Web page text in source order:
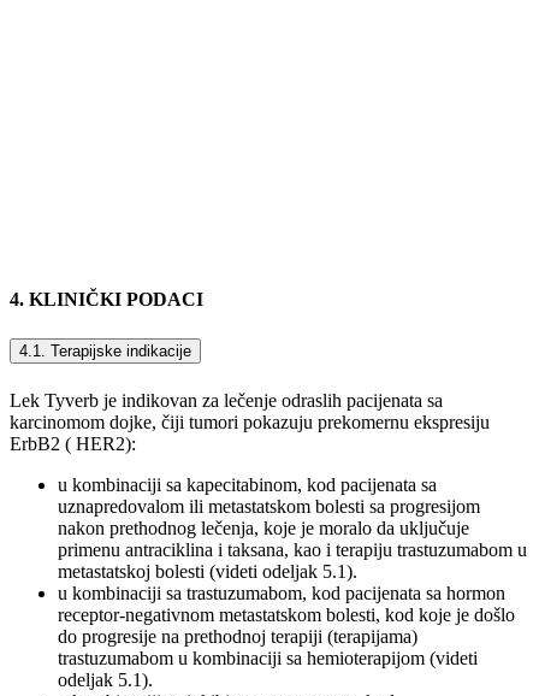
4. KLINIČKI PODACI
4.1. Terapijske indikacije
Lek Tyverb je indikovan za lečenje odraslih pacijenata sa
karcinomom dojke, čiji tumori pokazuju prekomernu ekspresiju
ErbB2 ( HER2):
u kombinaciji sa kapecitabinom, kod pacijenata sa
uznapredovalom ili metastatskom bolesti sa progresijom
nakon prethodnog lečenja, koje je moralo da uključuje
primenu antraciklina i taksana, kao i terapiju trastuzumabom u
metastatskoj bolesti (videti odeljak 5.1).
u kombinaciji sa trastuzumabom, kod pacijenata sa hormon
receptor-negativnom metastatskom bolesti, kod koje je došlo
do progresije na prethodnoj terapiji (terapijama)
trastuzumabom u kombinaciji sa hemioterapijom (videti
odeljak 5.1).